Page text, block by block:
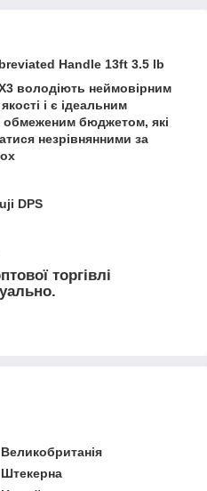
Handle 13ft 3.5 lb
володіють неймовірним
і є ідеальним
обмеженим бюджетом, які
незрівнянними за
DPS
торгівлі
Великобританія
Штекерна